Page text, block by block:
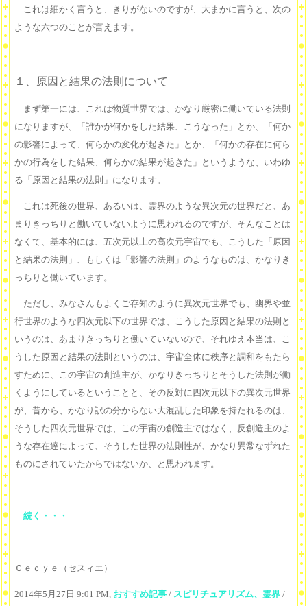
これは細かく言うと、きりがないのですが、大まかに言うと、次の
ような六つのことが言えます。
１、原因と結果の法則について
まず第一には、これは物質世界では、かなり厳密に働いている法則
になりますが、「誰かが何かをした結果、こうなった」とか、「何か
の影響によって、何らかの変化が起きた」とか、「何かの存在に何ら
かの行為をした結果、何らかの結果が起きた」というような、いわゆ
る「原因と結果の法則」になります。
これは死後の世界、あるいは、霊界のような異次元の世界だと、あ
まりきっちりと働いていないように思われるのですが、そんなことは
なくて、基本的には、五次元以上の高次元宇宙でも、こうした「原因
と結果の法則」、もしくは「影響の法則」のようなものは、かなりき
っちりと働いています。
ただし、みなさんもよくご存知のように異次元世界でも、幽界や並
行世界のような四次元以下の世界では、こうした原因と結果の法則と
いうのは、あまりきっちりと働いていないので、それゆえ本当は、こ
うした原因と結果の法則というのは、宇宙全体に秩序と調和をもたら
すために、この宇宙の創造主が、かなりきっちりとそうした法則が働
くようにしているということと、その反対に四次元以下の異次元世界
が、昔から、かなり訳の分からない大混乱した印象を持たれるのは、
そうした四次元世界では、この宇宙の創造主ではなく、反創造主のよ
うな存在達によって、そうした世界の法則性が、かなり異常なずれた
ものにされていたからではないか、と思われます。
続く・・・
Ｃｅｃｙｅ（セスィエ）
2014年5月27日 9:01 PM, おすすめ記事 / スピリチュアリズム、霊界 /